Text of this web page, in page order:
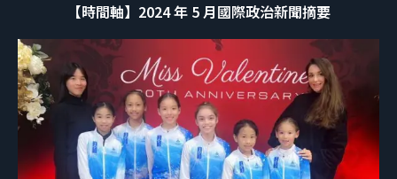
【時間軸】2024 年 5 月國際政治新聞摘要